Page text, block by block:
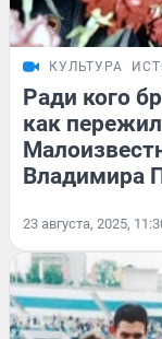
КУЛЬТУРА
Ради кого
как
Владимира
23 августа, 2025,